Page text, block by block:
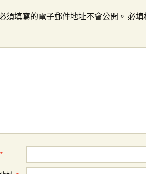
須填寫的電子郵件地址不會公開。 必填
*